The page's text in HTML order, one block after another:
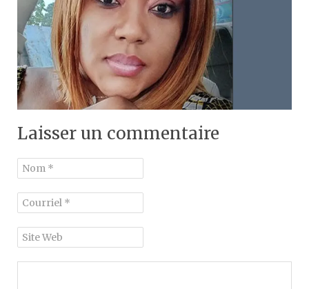
Laisser un commentaire